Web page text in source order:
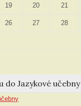
19 20 21
26 27 28
do Jazykové učebny